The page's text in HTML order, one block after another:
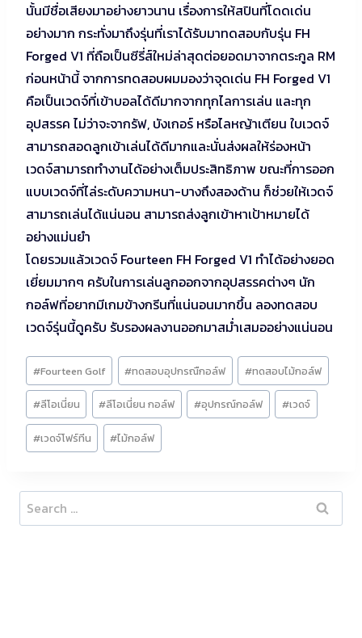
นั้นมีชื่อเสียงมาอย่างยาวนาน เรื่องการให้สปินที่โดดเด่น
อย่างมาก กระทั่งมาถึงรุ่นที่เราได้รับมาทดสอบกับรุ่น FH
Forged V1 ที่ถือเป็นซีรี่ส์ใหม่ล่าสุดต่อยอดมาจากตระกูล RM
ก่อนหน้านี้ จากการทดสอบผมมองว่าจุดเด่น FH Forged V1
คือเป็นเวดจ์ที่เข้าบอลได้ดีมากจากทุกไลการเล่น และทุก
อุปสรรค ไม่ว่าจะจากรัฟ, บังเกอร์ หรือไลหญ้าเตียน ใบเวดจ์
สามารถสอดลูกเข้าเล่นได้ดีมากและนั่นส่งผลให้ร่องหน้า
เวดจ์สามารถทำงานได้อย่างเต็มประสิทธิภาพ ขณะที่การออก
แบบเวดจ์ที่ไล่ระดับความหนา-บางถึงสองด้าน ก็ช่วยให้เวดจ์
สามารถเล่นได้แน่นอน สามารถส่งลูกเข้าหาเป้าหมายได้
อย่างแม่นยำ
โดยรวมแล้วเวดจ์ Fourteen FH Forged V1 ทำได้อย่างยอด
เยี่ยมมากๆ ครับในการเล่นลูกออกจากอุปสรรคต่างๆ นัก
กอล์ฟที่อยากมีเกมข้างกรีนที่แน่นอนมากขึ้น ลองทดสอบ
เวดจ์รุ่นนี้ดูครับ รับรองผลงานออกมาสม่ำเสมออย่างแน่นอน
Post
Tags:
#Fourteen Golf #ทดสอบอุปกรณืกอล์ฟ #ทดสอบไม้กอล์ฟ
#ลีโอเนี่ยน #ลีโอเนี่ยน กอล์ฟ #อุปกรณ์กอล์ฟ #เวดจ์
#เวดจ์โฟร์ทีน #ไม้กอล์ฟ
Search
for: